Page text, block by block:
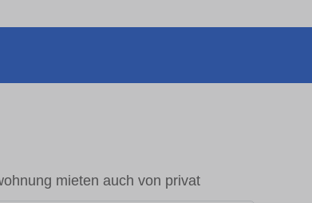
mieten auch von privat